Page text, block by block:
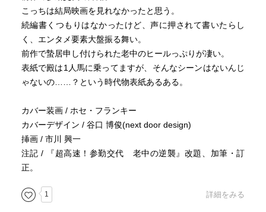
こっちは結局映画を見れなかったと思う。
続編書くつもりはなかったけど、声に押されて書いたらし
く、エンタメ要素大盤振る舞い。
前作で蟄居申し付けられた老中のヒールっぷりが凄い。
表紙で殿は1人馬に乗ってますが、そんなシーンはないんじ
ゃないの……？という時代物表紙あるある。
カバー装画 / ホセ・フランキー
カバーデザイン / 谷口 博俊(next door design)
挿画 / 市川 興一
注記 / 『超高速！参勤交代 老中の逆襲』改題、加筆・訂
正。
1 詳細をみる